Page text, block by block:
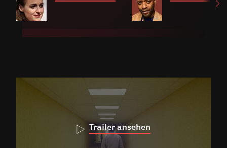
Trailer ansehen